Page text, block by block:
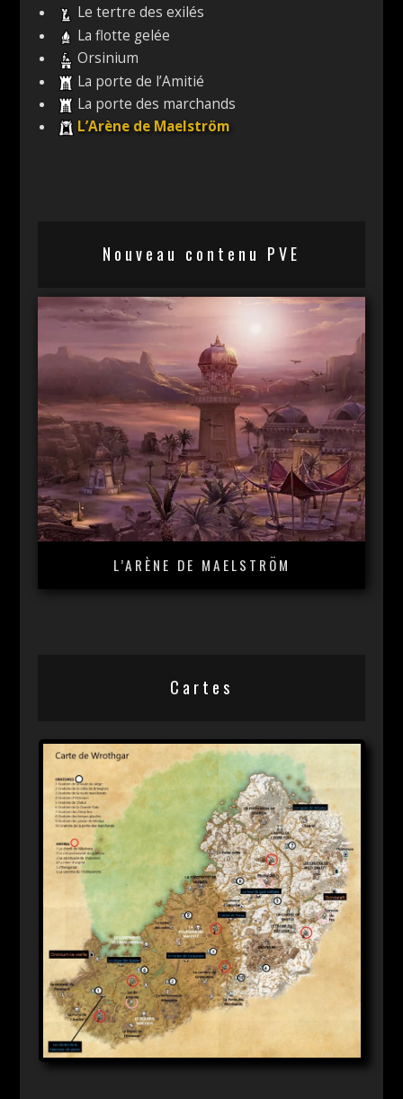
Le tertre des exilés
La flotte gelée
Orsinium
La porte de l’Amitié
La porte des marchands
L’Arène de Maelström
Nouveau contenu PVE
L’ARÈNE DE MAELSTRÖM
Cartes